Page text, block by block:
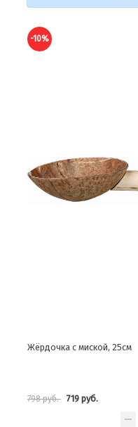
-10%
Жёрдочка с миской, 25см
798 руб. 719 руб.